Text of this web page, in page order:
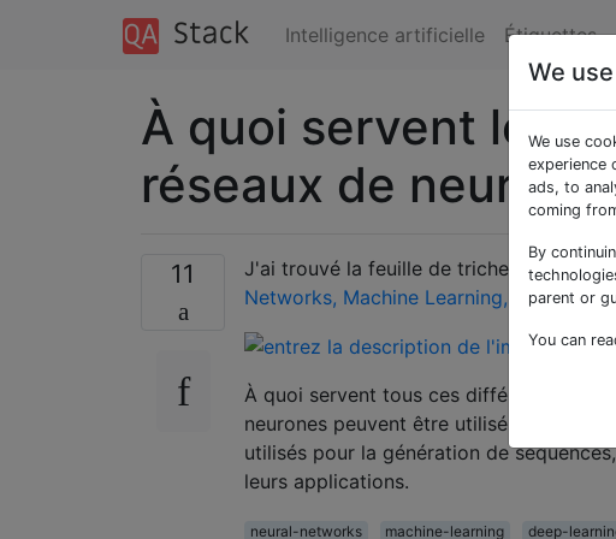
Intelligence artificielle Étiquettes
À quoi servent les
réseaux de
11 J'ai trouvé la feuille de triche du réseau
Networks, Machine Learning, Deep
À quoi servent tous ces différents types
neurones peuvent être utilisés pour la
utilisés pour la génération de
leurs applications.
neural-networks machine-learning
deep-
We
We use
experience
ads, to
coming
By
parent or
You can